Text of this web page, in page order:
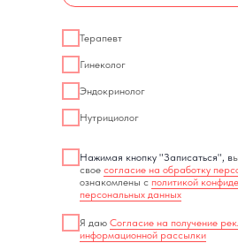
Терапевт
Гинеколог
Эндокринолог
Нутрициолог
Нажимая кнопку "Записаться", в
свое согласие на обработку
ознакомлены с политикой
персональных данных
Я даю Согласие на получение
информационной рассылки